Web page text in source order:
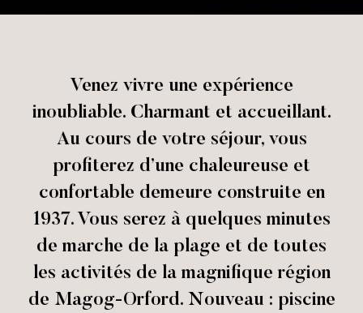
Venez vivre une expérience
inoubliable. Charmant et accueillant.
Au cours de votre séjour, vous
profiterez d’une chaleureuse et
confortable demeure construite en
1937. Vous serez à quelques minutes
de marche de la plage et de toutes
les activités de la magnifique région
de Magog-Orford. Nouveau : piscine